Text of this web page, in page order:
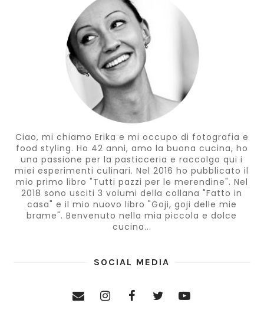
Ciao, mi chiamo Erika e mi occupo di fotografia e
food styling. Ho 42 anni, amo la buona cucina, ho
una passione per la pasticceria e raccolgo qui i
miei esperimenti culinari. Nel 2016 ho pubblicato il
mio primo libro "Tutti pazzi per le merendine". Nel
2018 sono usciti 3 volumi della collana "Fatto in
casa" e il mio nuovo libro "Goji, goji delle mie
brame". Benvenuto nella mia piccola e dolce
cucina...
SOCIAL MEDIA